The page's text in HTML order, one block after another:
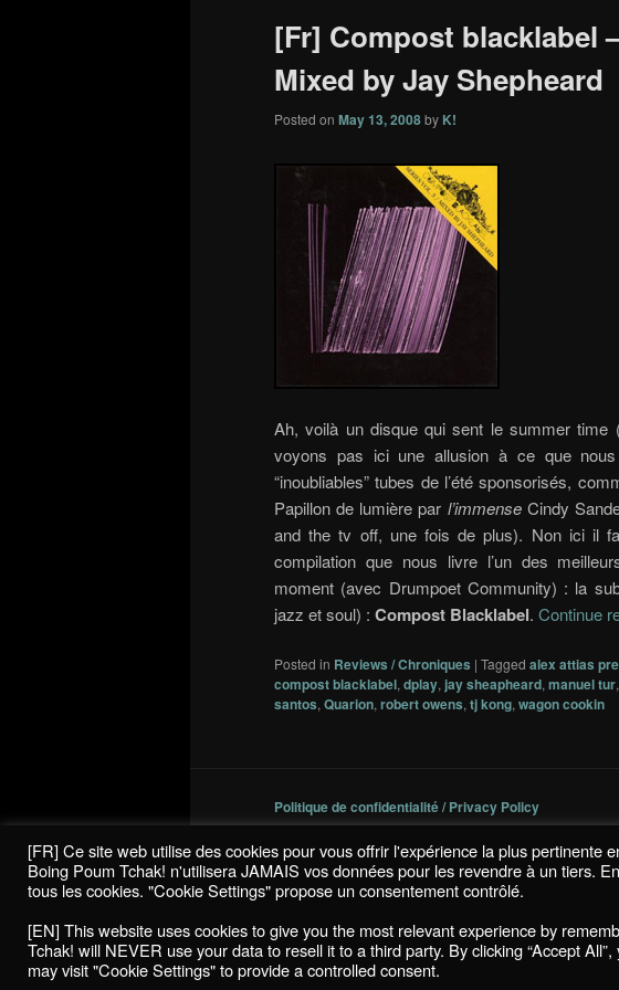
[Fr] Compost blacklabel
Mixed by Jay Shepheard
Posted on May 13, 2008by K!
Ah, voilà un disque qui sent le summer
voyons pas ici une allusion à ce que
“inoubliables” tubes de l’été sponsorisés,
Papillon de lumière par l’immenseCindy
and the tv off, une fois de plus). Non ici il
compilation que nous livre l’un des
moment (avec Drumpoet Community) : la
jazz et soul) : Compost Blacklabel. Continue
Posted in Reviews / Chroniques | Tagged alex attias
compost blacklabel, dplay, jay sheapheard, manuel tur,
santos, Quarion, robert owens, tj kong, wagon cookin
Politique de confidentialité / Privacy Policy
[FR] Ce site web utilise des cookies pour vous offrir l'expérience la plus pertinente
Boing Poum Tchak! n'utilisera JAMAIS vos données pour les revendre à un tiers.
tous les cookies. "Cookie Settings" propose un consentement contrôlé.
[EN] This website uses cookies to give you the most relevant experience by
Tchak! will NEVER use your data to resell it to a third party. By clicking “Accept
may visit "Cookie Settings" to provide a controlled consent.